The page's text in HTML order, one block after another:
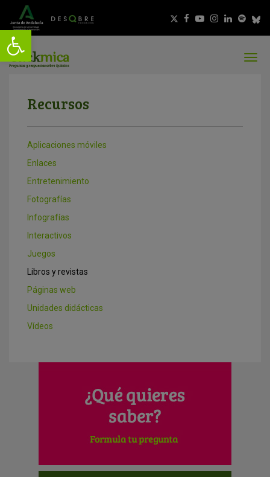
Recursos
Aplicaciones móviles
Enlaces
Entretenimiento
Fotografías
Infografías
Interactivos
Juegos
Libros y revistas
Páginas web
Unidades didácticas
Vídeos